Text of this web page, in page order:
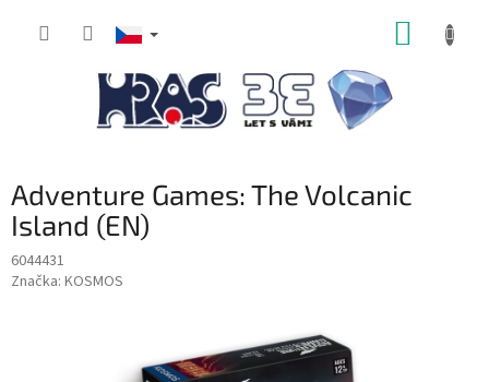
Adventure Games: The Volcanic
Island (EN)
6044431
Značka: KOSMOS